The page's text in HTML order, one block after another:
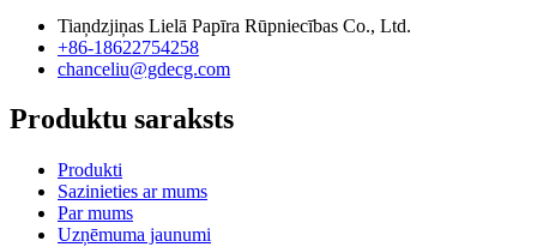
Tiaņdzjiņas Lielā Papīra Rūpniecības Co., Ltd.
+86-18622754258
chanceliu@gdecg.com
Produktu saraksts
Produkti
Sazinieties ar mums
Par mums
Uzņēmuma jaunumi